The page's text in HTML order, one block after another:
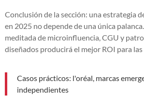
Conclusión de la sección: una estrategia
en 2025 no depende de una única
meditada de microinfluencia, CGU y
diseñados producirá el mejor ROI para las
Casos prácticos: l'oréal, marcas
independientes